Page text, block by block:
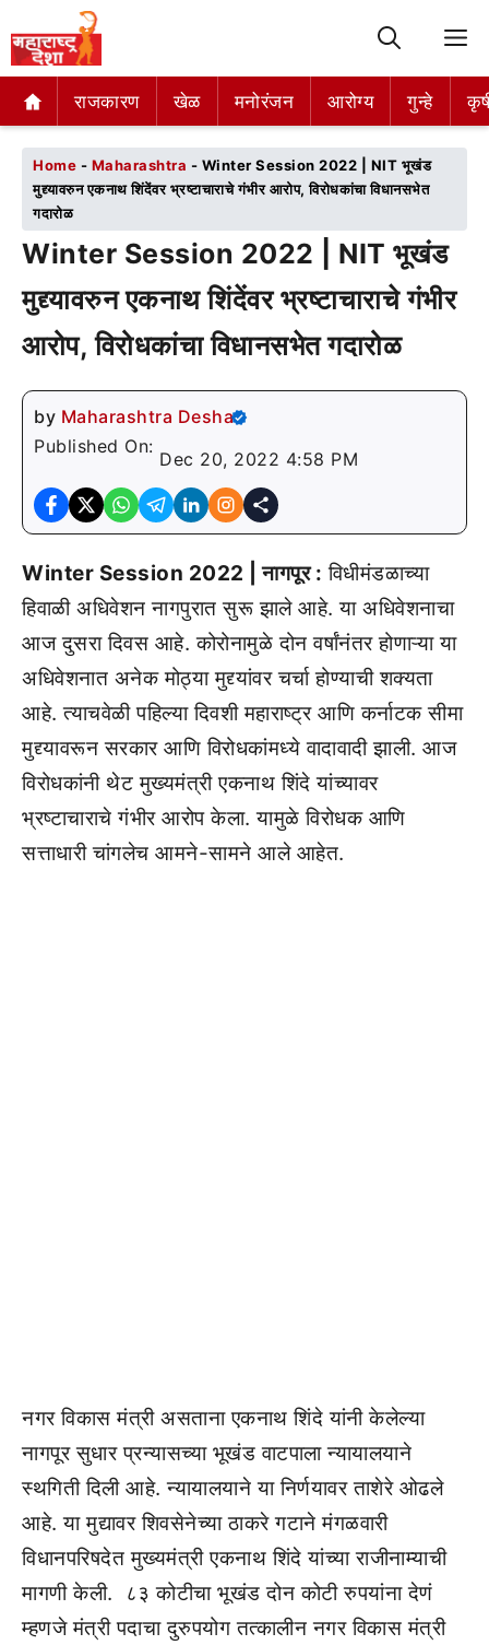
राजकारण खेळ मनोरंजन आरोग्य गुन्हे
राजकारण खेळ मनोरंजन आरोग्य गुन्हे
Home - Maharashtra - Winter Session 2022 | NIT भूखंड
मुद्द्यावरुन एकनाथ शिंदेंवर भ्रष्टाचाराचे गंभीर आरोप, विरोधकांचा विधानसभेत
गदारोळ
Winter Session 2022 | NIT भूखंड
मुद्द्यावरुन एकनाथ शिंदेंवर भ्रष्टाचाराचे गंभीर
आरोप, विरोधकांचा विधानसभेत गदारोळ
by Maharashtra Desha
Published On:
Dec 20, 2022 4:58 PM
Winter Session 2022 | नागपूर : विधीमंडळाच्या
हिवाळी अधिवेशन नागपुरात सुरू झाले आहे. या अधिवेशनाचा
आज दुसरा दिवस आहे. कोरोनामुळे दोन वर्षांनंतर होणाऱ्या या
अधिवेशनात अनेक मोठ्या मुद्द्यांवर चर्चा होण्याची शक्यता
आहे. त्याचवेळी पहिल्या दिवशी महाराष्ट्र आणि कर्नाटक सीमा
मुद्द्यावरून सरकार आणि विरोधकांमध्ये वादावादी झाली. आज
विरोधकांनी थेट मुख्यमंत्री एकनाथ शिंदे यांच्यावर
भ्रष्टाचाराचे गंभीर आरोप केला. यामुळे विरोधक आणि
सत्ताधारी चांगलेच आमने-सामने आले आहेत.
नगर विकास मंत्री असताना एकनाथ शिंदे यांनी केलेल्या
नागपूर सुधार प्रन्यासच्या भूखंड वाटपाला न्यायालयाने
स्थगिती दिली आहे. न्यायालयाने या निर्णयावर ताशेरे ओढले
आहे. या मुद्यावर शिवसेनेच्या ठाकरे गटाने मंगळवारी
विधानपरिषदेत मुख्यमंत्री एकनाथ शिंदे यांच्या राजीनाम्याची
मागणी केली. ८३ कोटीचा भूखंड दोन कोटी रुपयांना देणं
म्हणजे मंत्री पदाचा दुरुपयोग तत्कालीन नगर विकास मंत्री